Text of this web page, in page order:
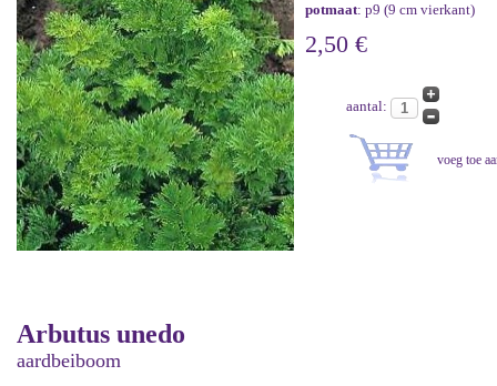
potmaat: p9 (9 cm vierkant)
2,50 €
aantal:
Arbutus unedo
aardbeiboom